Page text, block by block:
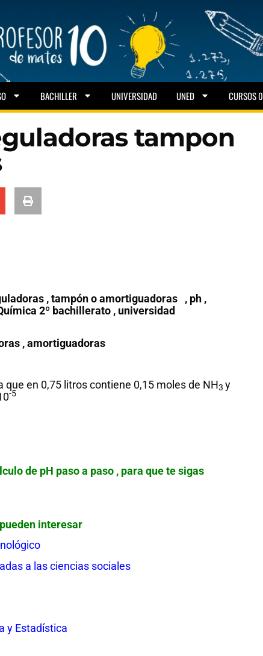
BACHILLER UNIVERSIDAD UNED CURSOS 0
tampon
, tampón o amortiguadoras , ph ,
2º bachillerato , universidad
, amortiguadoras
en 0,75 litros contiene 0,15 moles de NH3 y
-5
de pH paso a paso , para que te sigas
interesar
a las ciencias sociales
y Estadística